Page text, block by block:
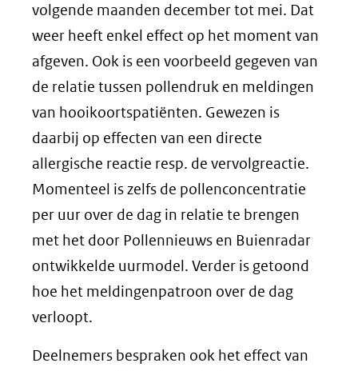
volgende maanden december tot mei. Dat
weer heeft enkel effect op het moment van
afgeven. Ook is een voorbeeld gegeven van
de relatie tussen pollendruk en meldingen
van hooikoortspatiënten. Gewezen is
daarbij op effecten van een directe
allergische reactie resp. de vervolgreactie.
Momenteel is zelfs de pollenconcentratie
per uur over de dag in relatie te brengen
met het door Pollennieuws en Buienradar
ontwikkelde uurmodel. Verder is getoond
hoe het meldingenpatroon over de dag
verloopt.
Deelnemers bespraken ook het effect van